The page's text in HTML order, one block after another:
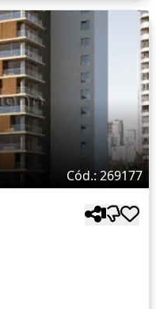
Cód.: 269177